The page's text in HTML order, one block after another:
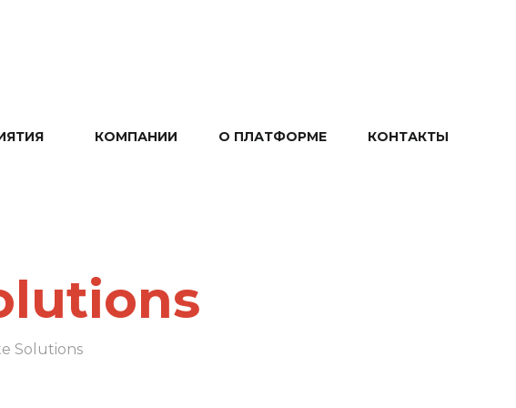
КОМПАНИИ О ПЛАТФОРМЕ КОНТАКТЫ
Solutions